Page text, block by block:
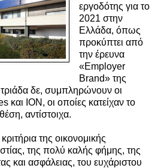
εργοδότης για το
2021 στην
Ελλάδα, όπως
προκύπτει από
την έρευνα
«Employer
Brand» της
δε, συμπληρώνουν οι
και ΙΟΝ, οι οποίες κατείχαν το
αντίστοιχα.
της οικονομικής
της πολύ καλής φήμης, της
και ασφάλειας, του ευχάριστου